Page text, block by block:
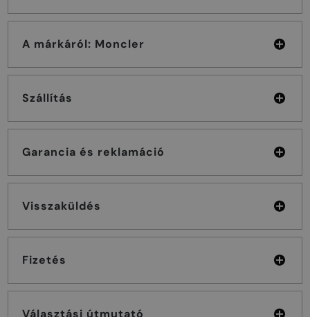
A márkáról: Moncler
Szállítás
Garancia és reklamáció
Visszaküldés
Fizetés
Választási útmutató